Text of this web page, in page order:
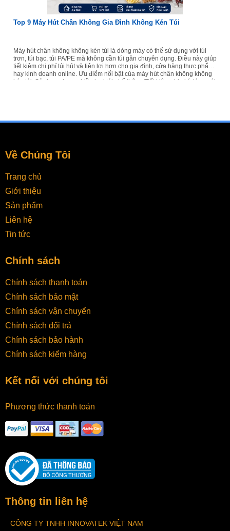
Top 9 Máy Hút Chân Không Gia Đình Không Kén Túi
Máy hút chân không không kén túi là dòng máy có thể sử dụng với túi
trơn, túi bạc, túi PA/PE mà không cần túi gân chuyên dụng. Điều này giúp
tiết kiệm chi phí túi hút và tiện lợi hơn cho gia đình, cửa hàng thực phẩm
hay kinh doanh online. Ưu điểm nổi bật của máy hút chân không không
kén túi: Sử dụng được nhiều loại túi phổ thông Tiết kiệm chi phí đóng gói
Về Chúng Tôi
Trang chủ
Giới thiệu
Sản phẩm
Liên hệ
Tin tức
Chính sách
Chính sách thanh toán
Chính sách bảo mật
Chính sách vận chuyển
Chính sách đổi trả
Chính sách bảo hành
Chính sách kiểm hàng
Kết nối với chúng tôi
Phương thức thanh toán
Thông tin liên hệ
CÔNG TY TNHH INNOVATEK VIỆT NAM